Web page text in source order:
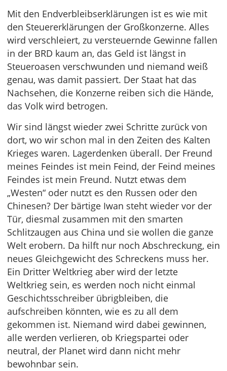
Mit den Endverbleibserklärungen ist es wie mit
den Steuererklärungen der Großkonzerne. Alles
wird verschleiert, zu versteuernde Gewinne fallen
in der BRD kaum an, das Geld ist längst in
Steueroasen verschwunden und niemand weiß
genau, was damit passiert. Der Staat hat das
Nachsehen, die Konzerne reiben sich die Hände,
das Volk wird betrogen.
Wir sind längst wieder zwei Schritte zurück von
dort, wo wir schon mal in den Zeiten des Kalten
Krieges waren. Lagerdenken überall. Der Freund
meines Feindes ist mein Feind, der Feind meines
Feindes ist mein Freund. Nutzt etwas dem
„Westen“ oder nutzt es den Russen oder den
Chinesen? Der bärtige Iwan steht wieder vor der
Tür, diesmal zusammen mit den smarten
Schlitzaugen aus China und sie wollen die ganze
Welt erobern. Da hilft nur noch Abschreckung, ein
neues Gleichgewicht des Schreckens muss her.
Ein Dritter Weltkrieg aber wird der letzte
Weltkrieg sein, es werden noch nicht einmal
Geschichtsschreiber übrigbleiben, die
aufschreiben könnten, wie es zu all dem
gekommen ist. Niemand wird dabei gewinnen,
alle werden verlieren, ob Kriegspartei oder
neutral, der Planet wird dann nicht mehr
bewohnbar sein.